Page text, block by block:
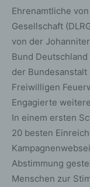
Ehrenamtliche
Gesellschaft
von der
Bund
der
Freiwilligen
Engagierte
In einem ersten
20 besten
Abstimmung
Menschen zur